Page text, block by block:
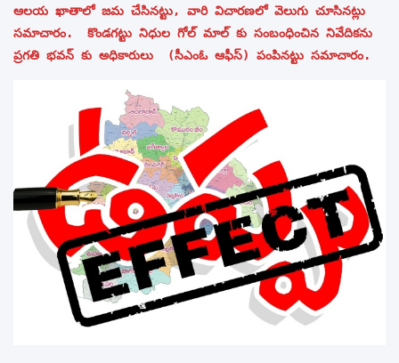
ఆలయ ఖాతాలో జమ చేసినట్టు, వారి విచారణలో వెలుగు చూసినట్లు
సమాచారం. కొండగట్టు నిధుల గోల్ మాల్ కు సంబంధించిన నివేదికను
ప్రగతి భవన్ కు అధికారులు (సీఎంఓ ఆఫీస్) పంపినట్టు సమాచారం.